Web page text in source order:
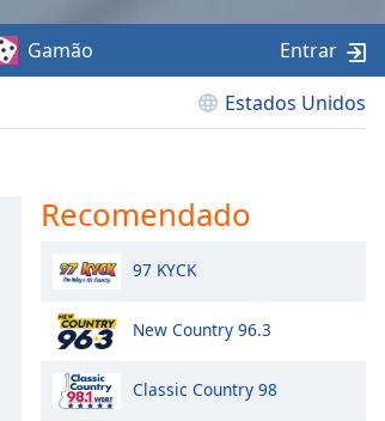
Estados Unidos
Gamão Entrar
Recomendado
97 KYCK
New Country 96.3
Classic Country 98